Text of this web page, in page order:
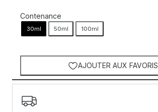
Contenance
30ml 50ml 100ml
AJOUTER AUX FAVORIS